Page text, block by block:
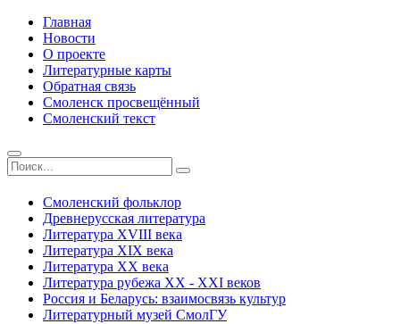
Главная
Новости
О проекте
Литературные карты
Обратная связь
Смоленск просвещённый
Смоленский текст
Смоленский фольклор
Древнерусская литература
Литература ХVIII века
Литература ХIХ века
Литература ХХ века
Литература рубежа ХХ - ХХI веков
Россия и Беларусь: взаимосвязь культур
Литературный музей СмолГУ